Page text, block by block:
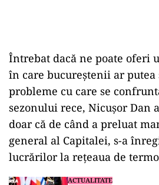
Întrebat dacă ne poate oferi
în care bucureștenii ar putea
probleme cu care se
sezonului rece, Nicușor Dan
doar că de când a preluat
general al Capitalei, s-a
lucrărilor la reţeaua de
ACTUALITATE